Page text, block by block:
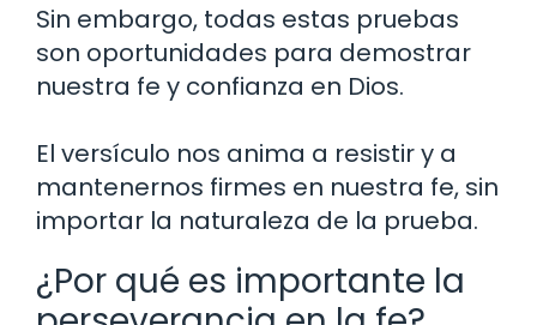
Sin embargo, todas estas pruebas
son oportunidades para demostrar
nuestra fe y confianza en Dios.
El versículo nos anima a resistir y a
mantenernos firmes en nuestra fe, sin
importar la naturaleza de la prueba.
¿Por qué es importante la